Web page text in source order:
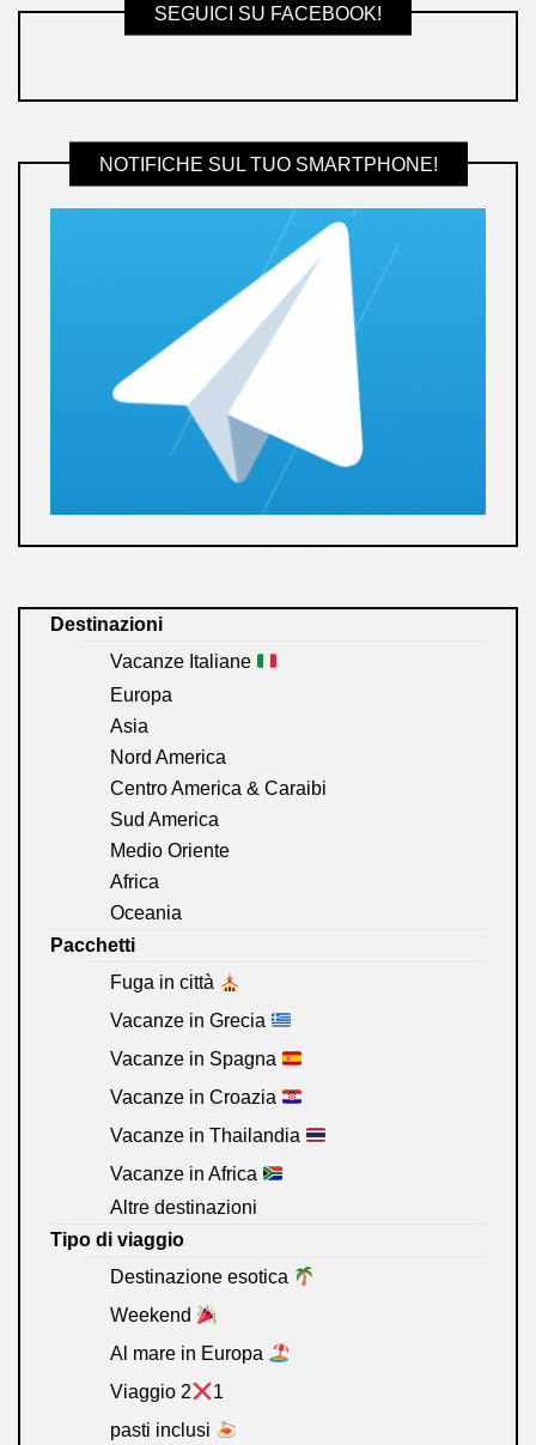
SEGUICI SU FACEBOOK!
NOTIFICHE SUL TUO SMARTPHONE!
Destinazioni
Vacanze Italiane
Europa
Asia
Nord America
Centro America & Caraibi
Sud America
Medio Oriente
Africa
Oceania
Pacchetti
Fuga in città
Vacanze in Grecia
Vacanze in Spagna
Vacanze in Croazia
Vacanze in Thailandia
Vacanze in Africa
Altre destinazioni
Tipo di viaggio
Destinazione esotica
Weekend
Al mare in Europa
Viaggio 2
1
pasti inclusi